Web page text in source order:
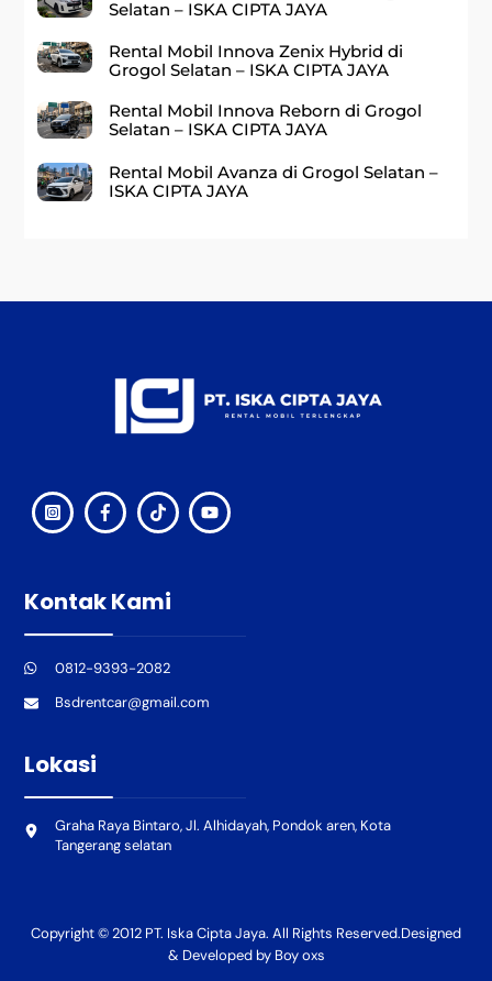
Selatan – ISKA CIPTA JAYA
Rental Mobil Innova Zenix Hybrid di
Grogol Selatan – ISKA CIPTA JAYA
Rental Mobil Innova Reborn di Grogol
Selatan – ISKA CIPTA JAYA
Rental Mobil Avanza di Grogol Selatan –
ISKA CIPTA JAYA
Kontak Kami
0812-9393-2082
Bsdrentcar@gmail.com
Lokasi
Graha Raya Bintaro, Jl. Alhidayah, Pondok aren, Kota
Tangerang selatan
Copyright © 2012 PT. Iska Cipta Jaya. All Rights Reserved.Designed
& Developed by Boy oxs